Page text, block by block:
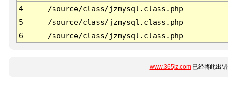
4
/source/class/jzmysql.class.php
5
/source/class/jzmysql.class.php
6
/source/class/jzmysql.class.php
www.365jz.com已经将此出错